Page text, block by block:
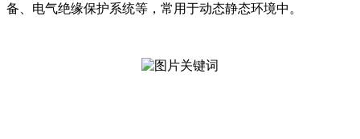
备、电气绝缘保护系统等，常用于动态静态环境中。